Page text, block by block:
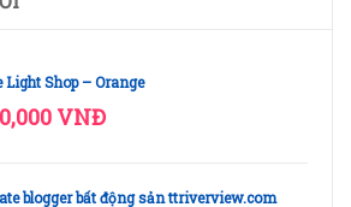
Light Shop – Orange
VNĐ
blogger bất động sản ttriverview.com